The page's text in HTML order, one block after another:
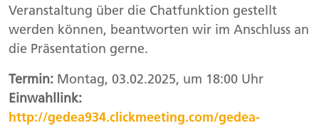
Veranstaltung über die Chatfunktion gestellt
werden können, beantworten wir im Anschluss an
die Präsentation gerne.
Termin: Montag, 03.02.2025, um 18:00 Uhr
Einwahllink:
http://gedea934.clickmeeting.com/gedea-